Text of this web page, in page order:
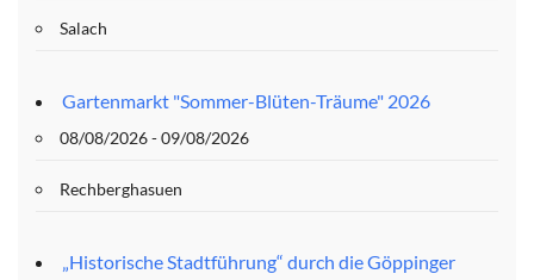
Salach
Gartenmarkt "Sommer-Blüten-Träume" 2026
08/08/2026 - 09/08/2026
Rechberghasuen
„Historische Stadtführung“ durch die Göppinger